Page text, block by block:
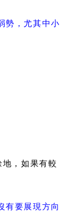
勢，尤其中小
，如果有較
有要展現方向